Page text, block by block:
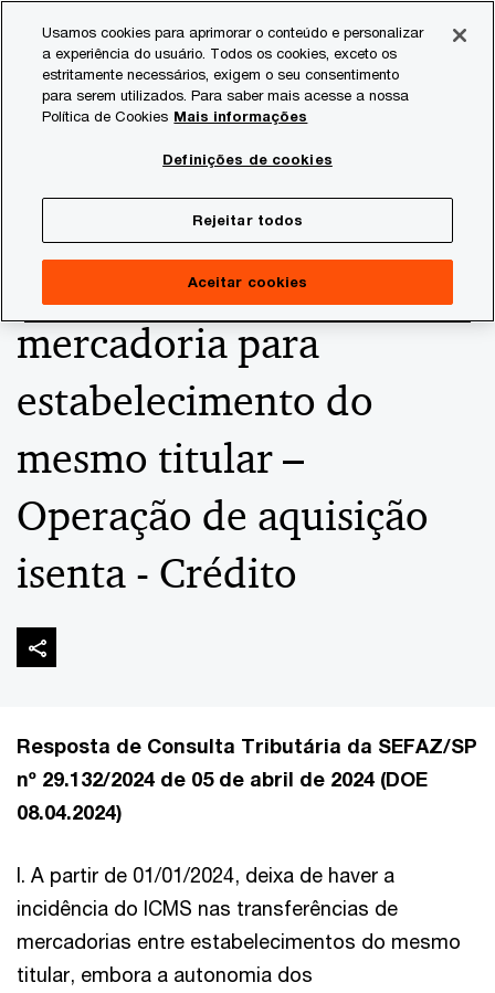
content
footer
Consultoria Tributária
Consulta SEFAZ/SP -
ICMS - Transferência
interestadual de
mercadoria para
estabelecimento do
mesmo titular –
Operação de aquisição
isenta - Crédito
Resposta de Consulta Tributária da SEFAZ/SP
nº 29.132/2024 de 05 de abril de 2024 (DOE
08.04.2024)
I. A partir de 01/01/2024, deixa de haver a
incidência do ICMS nas transferências de
mercadorias entre estabelecimentos do mesmo
titular, embora a autonomia dos
Usamos cookies para aprimorar o conteúdo e personalizar
a experiência do usuário. Todos os cookies, exceto os
estritamente necessários, exigem o seu consentimento
para serem utilizados. Para saber mais acesse a nossa
Política de Cookies Mais informações
Definições de cookies
Rejeitar todos
Aceitar cookies